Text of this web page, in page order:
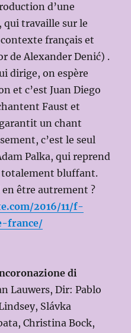
d’une
travaille sur le
français et
de Alexander Denić) .
dirige, on espère
et c’est Juan Diego
Faust et
un chant
c’est le seul
Palka, qui reprend
totalement bluffant.
être autrement ?
2016/11/f-
france/
di
Lauwers, Dir: Pablo
Slávka
Christina Bock,